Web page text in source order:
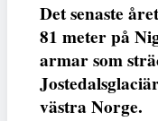
Det senaste
81 meter på
armar som
västra Norge.